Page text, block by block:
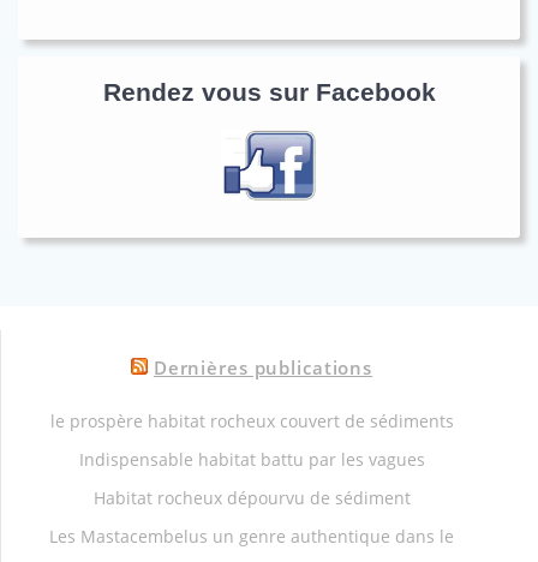
Rendez vous sur Facebook
Dernières publications
le prospère habitat rocheux couvert de sédiments
Indispensable habitat battu par les vagues
Habitat rocheux dépourvu de sédiment
Les Mastacembelus un genre authentique dans le